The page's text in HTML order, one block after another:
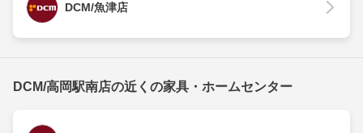
DCM/魚津店
DCM/高岡駅南店の近くの家具・ホームセンター